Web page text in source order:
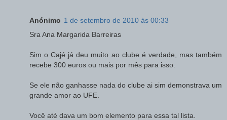
Anónimo 1 de setembro de 2010 às 00:33
Sra Ana Margarida Barreiras
Sim o Cajé já deu muito ao clube é verdade, mas também
recebe 300 euros ou mais por mês para isso.
Se ele não ganhasse nada do clube ai sim demonstrava um
grande amor ao UFE.
Você até dava um bom elemento para essa tal lista.